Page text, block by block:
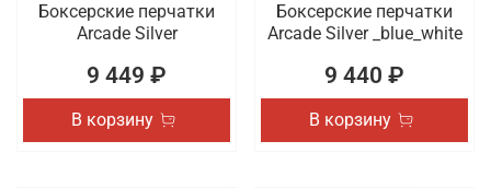
Боксерские перчатки
Arcade Silver
9 449 ₽
В корзину
Боксерские перчатки
Arcade Silver _blue_white
9 440 ₽
В корзину